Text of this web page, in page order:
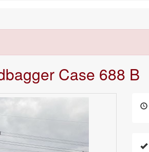
Case 688 B